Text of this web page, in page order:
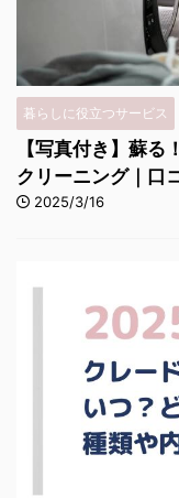
暮らしに役立つサービス
【写真付き】蘇
クリーニング｜口
2025/3/16